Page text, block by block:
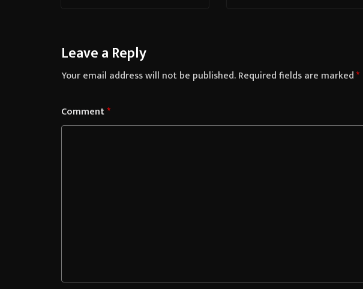
Leave a Reply
Your email address will not be published.Required fields are marked*
Comment*